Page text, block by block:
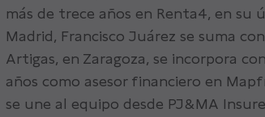
más de trece años en Renta4, en
Madrid, Francisco Juárez se suma
Artigas, en Zaragoza, se incorpora
años como asesor financiero en
se une al equipo desde PJ&MA